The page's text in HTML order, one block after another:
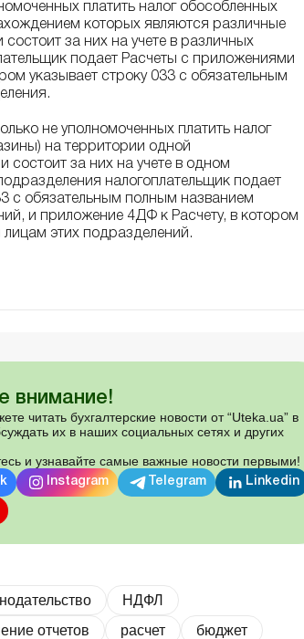
платить налог обособленных
которых являются различные
за них на учете в различных
подает Расчеты с приложениями
указывает строку 033 с обязательным
не уполномоченных платить налог
на территории одной
за них на учете в одном
налогоплательщик подает
с обязательным полным названием
и приложение 4ДФ к Расчету, в котором
этих подразделений.
внимание!
читать бухгалтерские новости от “Uteka.ua” в
их в наших социальных сетях и других
и узнавайте самые важные новости первыми!
Instagram Telegram Linkedin
НДФЛ
отчетов расчет
бюджет